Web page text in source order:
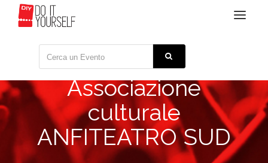
Toggle
Associazione
culturale
ANFITEATRO SUD